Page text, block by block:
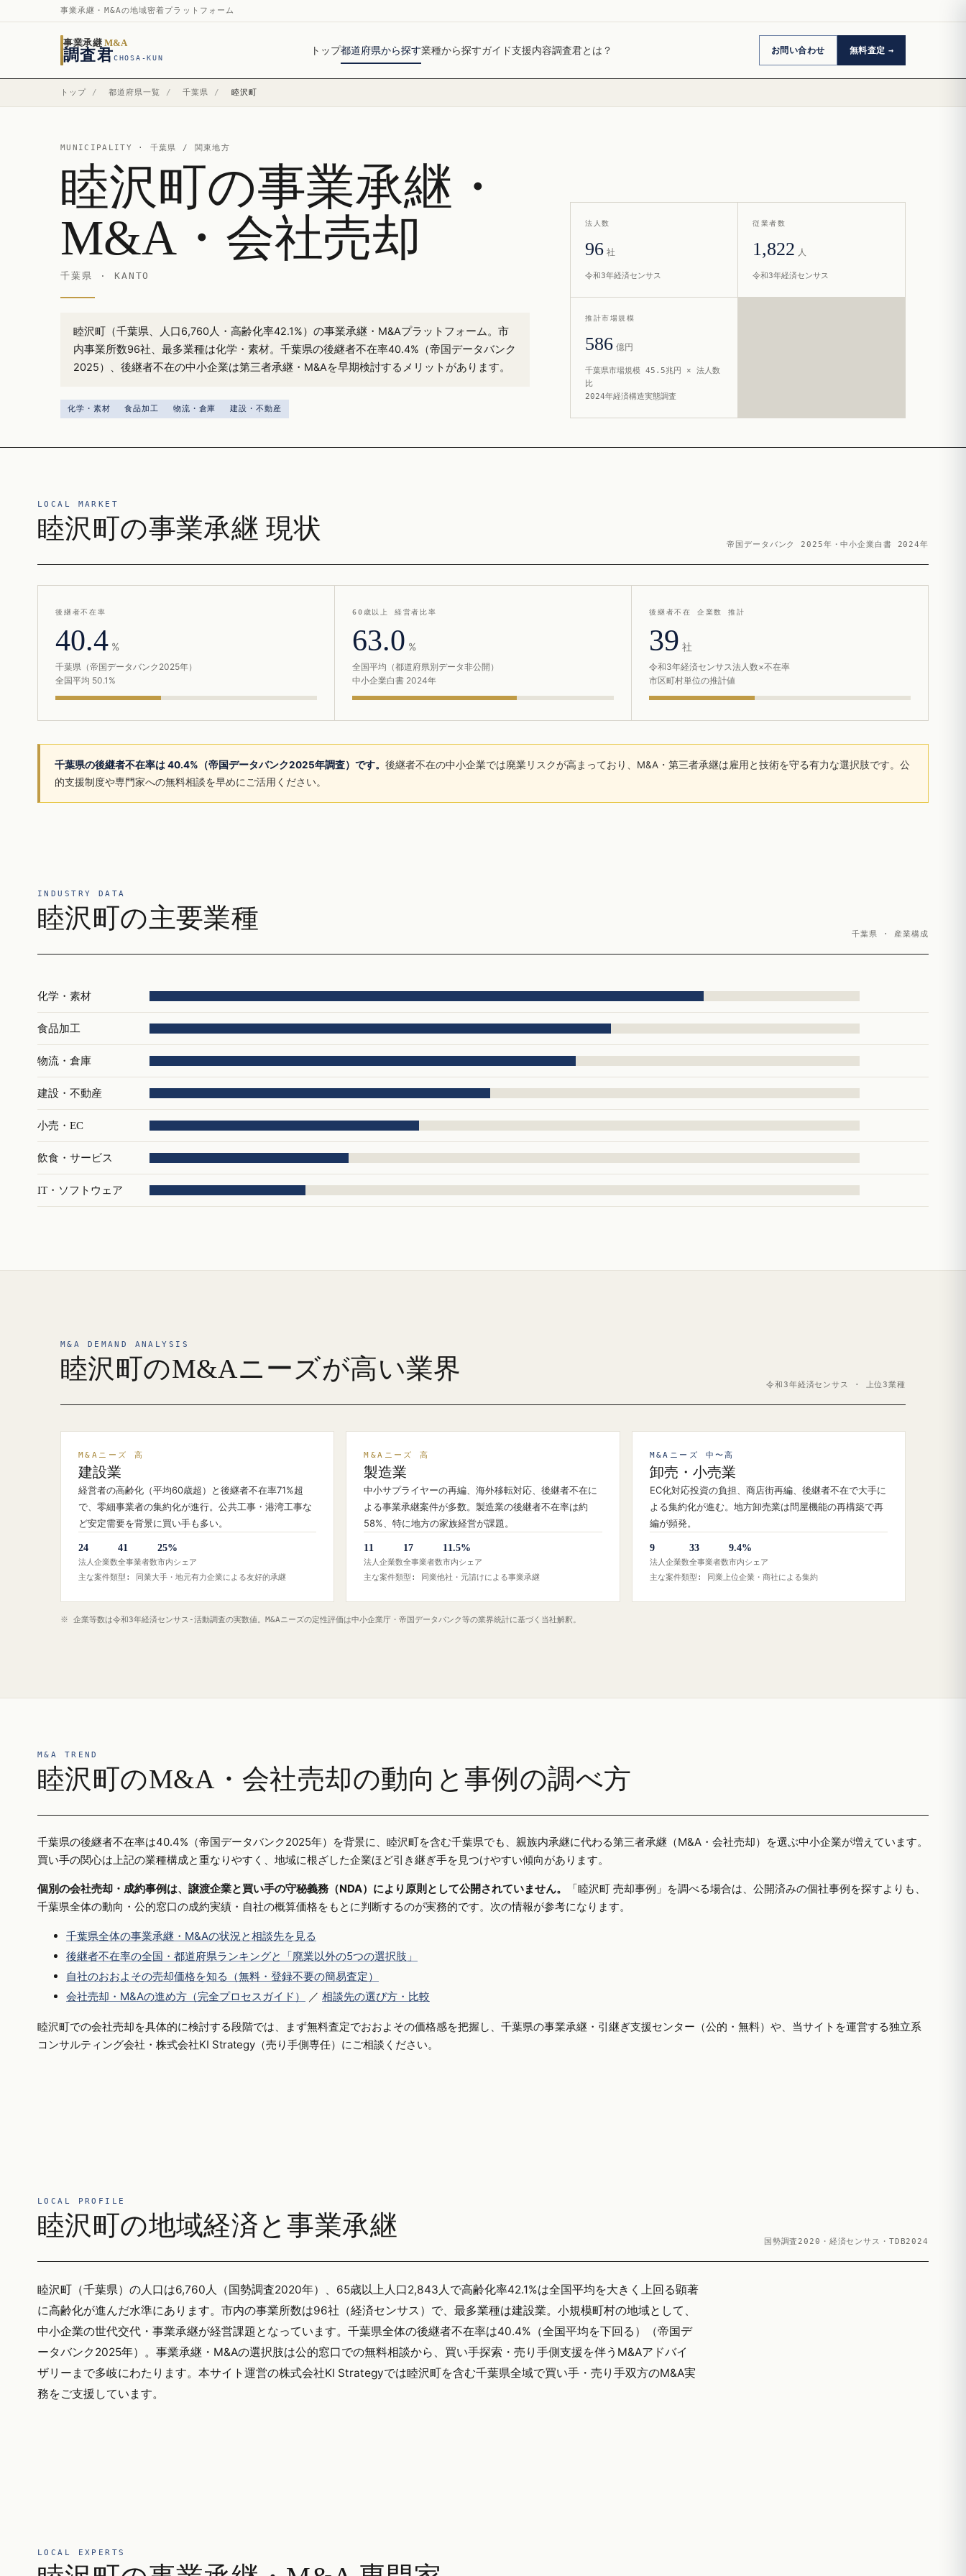
事業承継・M&Aの地域密着プラットフォーム
事業承継 M&A
調査君CHOSA-KUN
トップ都道府県から探す業種から探すガイド支援内容調査君とは？ お問い合わせ 無料査定
トップ / 都道府県一覧 / 千葉県 / 睦沢町
MUNICIPALITY · 千葉県 / 関東地方
睦沢町の事業承継・
M&A・会社売却
千葉県 · KANTO
睦沢町（千葉県、人口6,760人・高齢化率42.1%）の事業承継・M&Aプラットフォーム。市
内事業所数96社、最多業種は化学・素材。千葉県の後継者不在率40.4%（帝国データバンク
2025）、後継者不在の中小企業は第三者承継・M&Aを早期検討するメリットがあります。
化学・素材 食品加工 物流・倉庫 建設・不動産
法人数
96 社
令和3年経済センサス
従業者数
1,822 人
令和3年経済センサス
推計市場規模
586 億円
千葉県市場規模 45.5兆円 × 法人数
比
2024年経済構造実態調査
LOCAL MARKET
睦沢町の事業承継 現状
帝国データバンク 2025年・中小企業白書 2024年
後継者不在率
40.4 %
千葉県（帝国データバンク2025年）
全国平均 50.1%
60歳以上 経営者比率
63.0 %
全国平均（都道府県別データ非公開）
中小企業白書 2024年
後継者不在 企業数 推計
39 社
令和3年経済センサス法人数×不在率
市区町村単位の推計値
千葉県の後継者不在率は 40.4%（帝国データバンク2025年調査）です。 後継者不在の中小企業では廃業リスクが高まっており、M&A・第三者承継は雇用と技術を守る有力な選択肢です。公
的支援制度や専門家への無料相談を早めにご活用ください。
INDUSTRY DATA
睦沢町の主要業種
千葉県 · 産業構成
化学・素材
食品加工
物流・倉庫
建設・不動産
小売・EC
飲食・サービス
IT・ソフトウェア
M&A DEMAND ANALYSIS
睦沢町のM&Aニーズが高い業界
令和3年経済センサス · 上位3業種
M&Aニーズ 高
建設業
経営者の高齢化（平均60歳超）と後継者不在率71%超
で、零細事業者の集約化が進行。公共工事・港湾工事な
ど安定需要を背景に買い手も多い。
24
法人企業数
41
全事業者数
25%
市内シェア
主な案件類型: 同業大手・地元有力企業による友好的承継
M&Aニーズ 高
製造業
中小サプライヤーの再編、海外移転対応、後継者不在に
よる事業承継案件が多数。製造業の後継者不在率は約
58%、特に地方の家族経営が課題。
11
法人企業数
17
全事業者数
11.5%
市内シェア
主な案件類型: 同業他社・元請けによる事業承継
M&Aニーズ 中〜高
卸売・小売業
EC化対応投資の負担、商店街再編、後継者不在で大手に
よる集約化が進む。地方卸売業は問屋機能の再構築で再
編が頻発。
9
法人企業数
33
全事業者数
9.4%
市内シェア
主な案件類型: 同業上位企業・商社による集約
※ 企業等数は令和3年経済センサス‐活動調査の実数値。M&Aニーズの定性評価は中小企業庁・帝国データバンク等の業界統計に基づく当社解釈。
M&A TREND
睦沢町のM&A・会社売却の動向と事例の調べ方
千葉県の後継者不在率は40.4%（帝国データバンク2025年）を背景に、睦沢町を含む千葉県でも、親族内承継に代わる第三者承継（M&A・会社売却）を選ぶ中小企業が増えています。
買い手の関心は上記の業種構成と重なりやすく、地域に根ざした企業ほど引き継ぎ手を見つけやすい傾向があります。
個別の会社売却・成約事例は、譲渡企業と買い手の守秘義務（NDA）により原則として公開されていません。
「睦沢町 売却事例」を調べる場合は、公開済みの個社事例を探すよりも、
千葉県全体の動向・公的窓口の成約実績・自社の概算価格をもとに判断するのが実務的です。次の情報が参考になります。
千葉県全体の事業承継・M&Aの状況と相談先を見る
後継者不在率の全国・都道府県ランキングと「廃業以外の5つの選択肢」
自社のおおよその売却価格を知る（無料・登録不要の簡易査定）
会社売却・M&Aの進め方（完全プロセスガイド）
／ 相談先の選び方・比較
睦沢町での会社売却を具体的に検討する段階では、まず無料査定でおおよその価格感を把握し、千葉県の事業承継・引継ぎ支援センター（公的・無料）や、当サイトを運営する独立系
コンサルティング会社・株式会社KI Strategy（売り手側専任）にご相談ください。
LOCAL PROFILE
睦沢町の地域経済と事業承継
国勢調査2020・経済センサス・TDB2024
睦沢町（千葉県）の人口は6,760人（国勢調査2020年）、65歳以上人口2,843人で高齢化率42.1%は全国平均を大きく上回る顕著
に高齢化が進んだ水準にあります。市内の事業所数は96社（経済センサス）で、最多業種は建設業。小規模町村の地域として、
中小企業の世代交代・事業承継が経営課題となっています。千葉県全体の後継者不在率は40.4%（全国平均を下回る）（帝国デ
ータバンク2025年）。事業承継・M&Aの選択肢は公的窓口での無料相談から、買い手探索・売り手側支援を伴うM&Aアドバイ
ザリーまで多岐にわたります。本サイト運営の株式会社KI Strategyでは睦沢町を含む千葉県全域で買い手・売り手双方のM&A実
務をご支援しています。
LOCAL EXPERTS